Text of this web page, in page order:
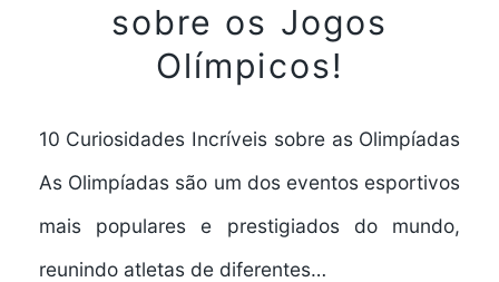
sobre os Jogos
Olímpicos!
10 Curiosidades Incríveis sobre as Olimpíadas
As Olimpíadas são um dos eventos esportivos
mais populares e prestigiados do mundo,
reunindo atletas de diferentes…